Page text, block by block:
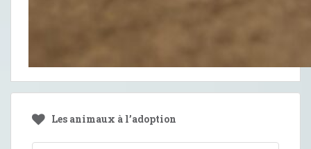
Les animaux à l’adoption